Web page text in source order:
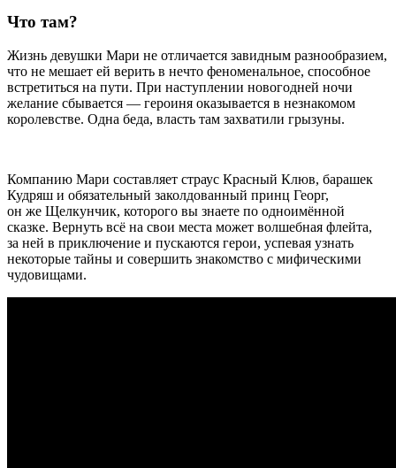
Что там?
Жизнь девушки Мари не отличается завидным разнообразием,
что не мешает ей верить в нечто феноменальное, способное
встретиться на пути. При наступлении новогодней ночи
желание сбывается — героиня оказывается в незнакомом
королевстве. Одна беда, власть там захватили грызуны.
Компанию Мари составляет страус Красный Клюв, барашек
Кудряш и обязательный заколдованный принц Георг,
он же Щелкунчик, которого вы знаете по одноимённой
сказке. Вернуть всё на свои места может волшебная флейта,
за ней в приключение и пускаются герои, успевая узнать
некоторые тайны и совершить знакомство с мифическими
чудовищами.